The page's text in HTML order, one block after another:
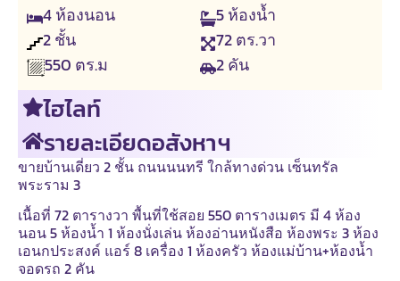
4ห้องนอน 5ห้องน้ำ
2ชั้น 72ตร.วา
550 ตร.ม 2คัน
ไฮไลท์
รายละเอียดอสังหาฯ
ขายบ้านเดี่ยว 2 ชั้น ถนนนนทรี ใกล้ทางด่วน เซ็นทรัล
พระราม 3
เนื้อที่ 72 ตารางวา พื้นที่ใช้สอย 550 ตารางเมตร มี 4 ห้อง
นอน 5 ห้องน้ำ 1 ห้องนั่งเล่น ห้องอ่านหนังสือ ห้องพระ 3 ห้อง
เอนกประสงค์ แอร์ 8 เครื่อง 1 ห้องครัว ห้องแม่บ้าน+ห้องน้ำ
จอดรถ 2 คัน